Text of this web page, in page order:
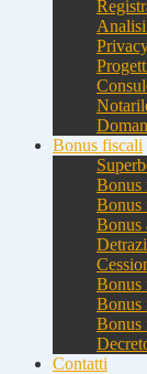
Bonus fiscali
Bonus
Bonus
Bonus
Bonus
Bonus
Bonus
Contatti